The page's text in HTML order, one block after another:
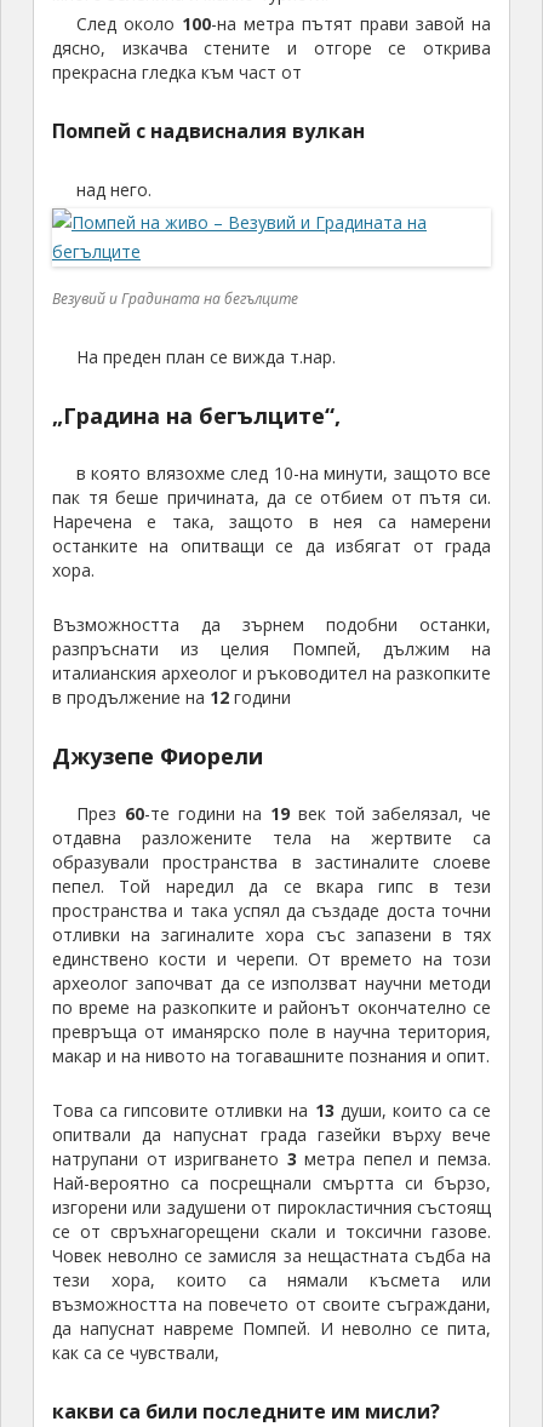
х
а
з
л
а
в
и
я
х
а
о
г
л
а
в
.
След около 100-на метра пътят прави завой на
дясно, изкачва стените и отгоре се открива
прекрасна гледка към част от
Помпей с надвисналия вулкан
над него.
Везувий и Градината на бегълците
На преден план се вижда т.нар.
„Градина на бегълците“,
в която влязохме след 10-на минути, защото все
пак тя беше причината, да се отбием от пътя си.
Наречена е така, защото в нея са намерени
останките на опитващи се да избягат от града
хора.
Възможността да зърнем подобни останки,
разпръснати из целия Помпей, дължим на
италианския археолог и ръководител на разкопките
в продължение на 12години
Джузепе Фиорели
През 60-те години на 19 век той забелязал, че
отдавна разложените тела на жертвите са
образували пространства в застиналите слоеве
пепел. Той наредил да се вкара гипс в тези
пространства и така успял да създаде доста точни
отливки на загиналите хора със запазени в тях
единствено кости и черепи. От времето на този
археолог започват да се използват научни методи
по време на разкопките и районът окончателно се
превръща от иманярско поле в научна територия,
макар и на нивото на тогавашните познания и опит.
Това са гипсовите отливки на 13 души, които са се
опитвали да напуснат града газейки върху вече
натрупани от изригването 3метра пепел и пемза.
Най-вероятно са посрещнали смъртта си бързо,
изгорени или задушени от пирокластичния състоящ
се от свръхнагорещени скали и токсични газове.
Човек неволно се замисля за нещастната съдба на
тези хора, които са нямали късмета или
възможността на повечето от своите съграждани,
да напуснат навреме Помпей. И неволно се пита,
как са се чувствали,
какви са били последните им мисли?